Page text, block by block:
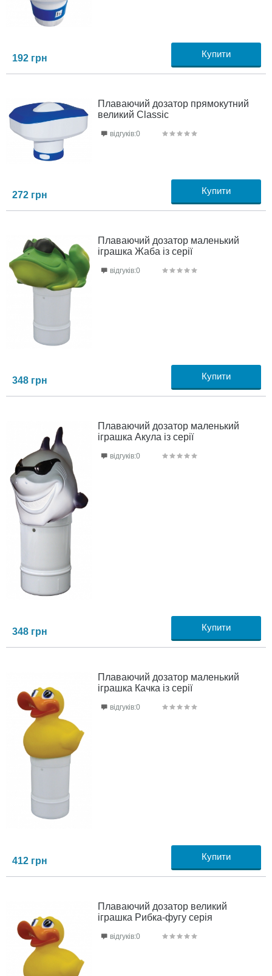
192 грн Купити
Плаваючий дозатор прямокутний
великий Classic
272 грн Купити
відгуків:0
Плаваючий дозатор маленький
іграшка Жаба із серії
348 грн Купити
відгуків:0
Плаваючий дозатор маленький
іграшка Акула із серії
348 грн Купити
відгуків:0
Плаваючий дозатор маленький
іграшка Качка із серії
412 грн Купити
відгуків:0
Плаваючий дозатор великий
іграшка Рибка-фугу серія
відгуків:0